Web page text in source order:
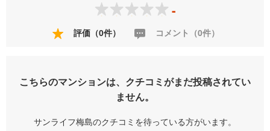
-
評価（0件） コメント（0件）
こちらのマンションは、クチコミがまだ投稿されてい
ません。
サンライフ梅島のクチコミを待っている方がいます。